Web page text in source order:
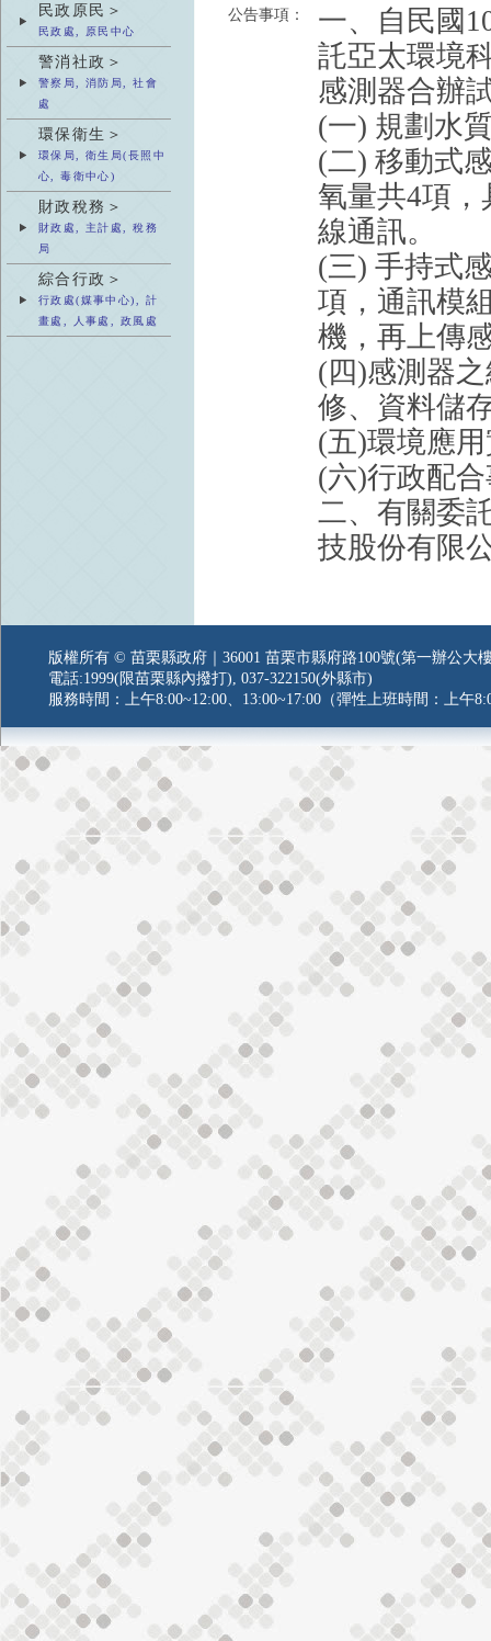
民政原民＞
民政處, 原民中心
警消社政＞
警察局, 消防局, 社會
處
環保衛生＞
環保局, 衛生局(長照中
心, 毒衛中心)
財政稅務＞
財政處, 主計處, 稅務
局
綜合行政＞
行政處(媒事中心), 計
畫處, 人事處, 政風處
公告事項：
一、自民國
託亞太環境
感測器合辦
(一) 規劃水
(二) 移動式
氧量共4項
線通訊。
(三) 手持式
項，通訊模
機，再上傳
(四)感測器
修、資料儲
(五)環境應
(六)行政配
二、有關委
技股份有限
版權所有 © 苗栗縣政府｜36001 苗栗市縣府路100號(第一辦公大
電話:1999(限苗栗縣內撥打), 037-322150(外縣市)
服務時間：上午8:00~12:00、13:00~17:00（彈性上班時間：上午